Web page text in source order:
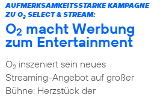
AUFMERKSAMKEITSSTARKE KAMPAGNE
ZU O2SELECT & STREAM:
O2 macht Werbung
zum Entertainment
O2inszeniert sein neues
Streaming-Angebot auf großer
Bühne: Herzstück der